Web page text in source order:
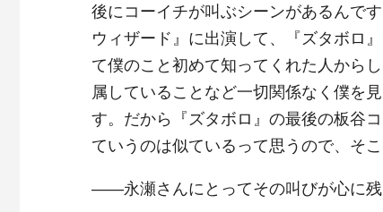
後にコーイチが叫ぶシーンがあるんで
ウィザード』に出演して、『ズタボロ
て僕のこと初めて知ってくれた人から
属していることなど一切関係なく僕を
す。だから『ズタボロ』の最後の板谷
ていうのは似ているって思うので、そ
――永瀬さんにとってその叫びが心に残